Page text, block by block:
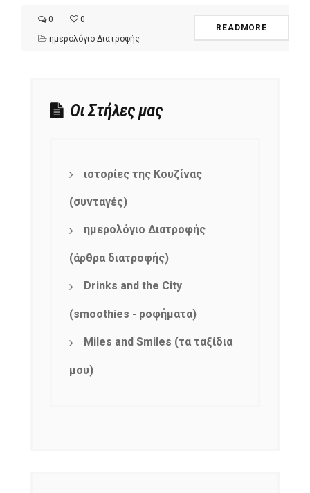
0
0
ημερολόγιο Διατροφής
READMORE
Οι Στήλες μας
ιστορίες της Κουζίνας
(συνταγές)
ημερολόγιο Διατροφής
(άρθρα διατροφής)
Drinks and the City
(smoothies - ροφήματα)
Miles and Smiles (τα ταξίδια
μου)